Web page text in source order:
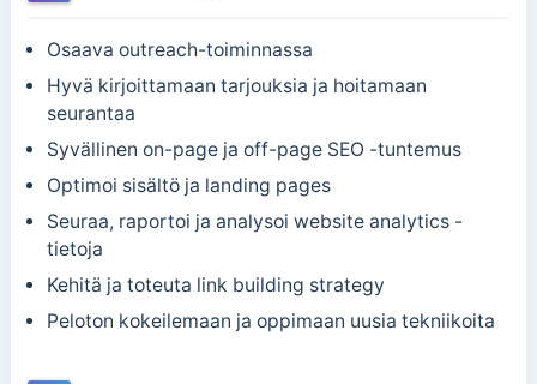
Osaava outreach-toiminnassa
Hyvä kirjoittamaan tarjouksia ja hoitamaan
seurantaa
Syvällinen on-page ja off-page SEO -tuntemus
Optimoi sisältö ja landing pages
Seuraa, raportoi ja analysoi website analytics -
tietoja
Kehitä ja toteuta link building strategy
Peloton kokeilemaan ja oppimaan uusia tekniikoita